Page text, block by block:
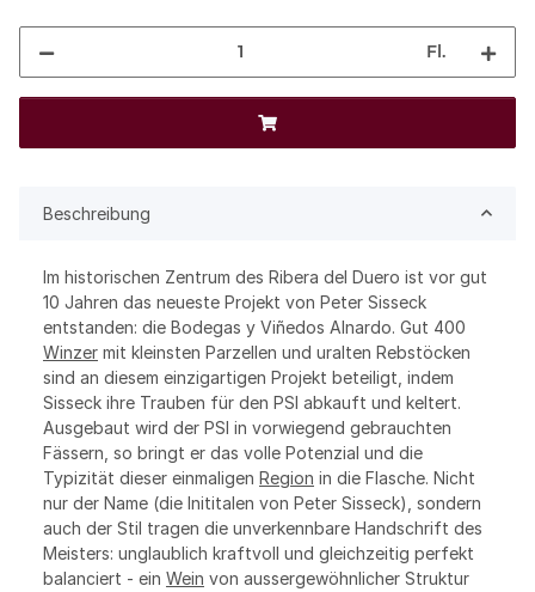
Fl.
Beschreibung
Im historischen Zentrum des Ribera del Duero ist vor gut
10 Jahren das neueste Projekt von Peter Sisseck
entstanden: die Bodegas y Viñedos Alnardo. Gut 400
Winzer mit kleinsten Parzellen und uralten Rebstöcken
sind an diesem einzigartigen Projekt beteiligt, indem
Sisseck ihre Trauben für den PSI abkauft und keltert.
Ausgebaut wird der PSI in vorwiegend gebrauchten
Fässern, so bringt er das volle Potenzial und die
Typizität dieser einmaligen Region in die Flasche. Nicht
nur der Name (die Inititalen von Peter Sisseck), sondern
auch der Stil tragen die unverkennbare Handschrift des
Meisters: unglaublich kraftvoll und gleichzeitig perfekt
balanciert - ein Wein von aussergewöhnlicher Struktur